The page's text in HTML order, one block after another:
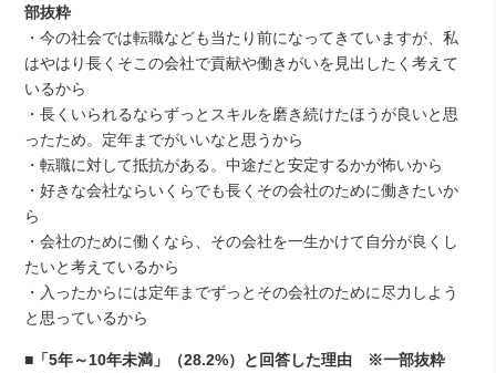
部抜粋
・今の社会では転職なども当たり前になってきていますが、私
はやはり長くそこの会社で貢献や働きがいを見出したく考えて
いるから
・長くいられるならずっとスキルを磨き続けたほうが良いと思
ったため。定年までがいいなと思うから
・転職に対して抵抗がある。中途だと安定するかが怖いから
・好きな会社ならいくらでも長くその会社のために働きたいか
ら
・会社のために働くなら、その会社を一生かけて自分が良くし
たいと考えているから
・入ったからには定年までずっとその会社のために尽力しよう
と思っているから
■「5年～10年未満」（28.2%）と回答した理由 ※一部抜粋